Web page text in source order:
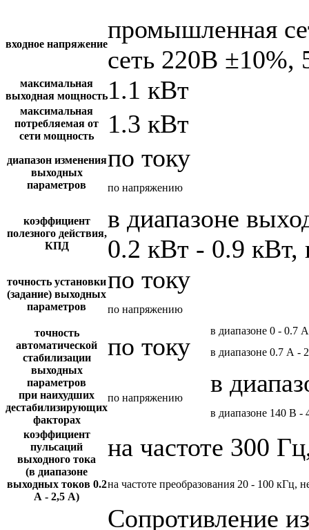
входное напряжение
промышленная
сеть 220В ±10%,
максимальная
выходная мощность1.1 кВт
максимальная
потребляемая от
сети мощность
1.3 кВт
диапазон изменения
выходных
параметров
по току
по напряжению
коэффициент
полезного действия,
КПД
в диапазоне
0.2 кВт - 0.9 кВт,
точность установки
(задание) выходных
параметров
по току
по напряжению
точность
автоматической
стабилизации
выходных
параметров
при наихудших
дестабилизирующих
факторах
по току
в диапазоне 0 - 0.7 А
в диапазоне 0.7 А -
по напряжению
в
в диапазоне 140 В -
коэффициент
пульсаций
выходного тока
(в диапазоне
выходных токов 0.2
А - 2,5 А)
на частоте 300
на частоте преобразования 20 - 100 кГц,
Сопротивление